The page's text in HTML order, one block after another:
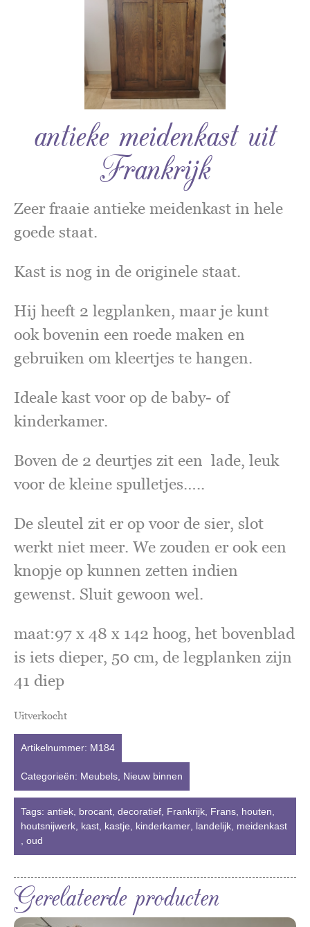
antieke meidenkast uit
Frankrijk
Zeer fraaie antieke meidenkast in hele
goede staat.
Kast is nog in de originele staat.
Hij heeft 2 legplanken, maar je kunt
ook bovenin een roede maken en
gebruiken om kleertjes te hangen.
Ideale kast voor op de baby- of
kinderkamer.
Boven de 2 deurtjes zit een lade, leuk
voor de kleine spulletjes…..
De sleutel zit er op voor de sier, slot
werkt niet meer. We zouden er ook een
knopje op kunnen zetten indien
gewenst. Sluit gewoon wel.
maat:97 x 48 x 142 hoog, het bovenblad
is iets dieper, 50 cm, de legplanken zijn
41 diep
Uitverkocht
Artikelnummer: M184
Categorieën: Meubels Nieuw binnen
Tags: antiek brocant decoratief Frankrijk Frans houten
houtsnijwerk kast kastje kinderkamer landelijk meidenkast
oud
Gerelateerde producten